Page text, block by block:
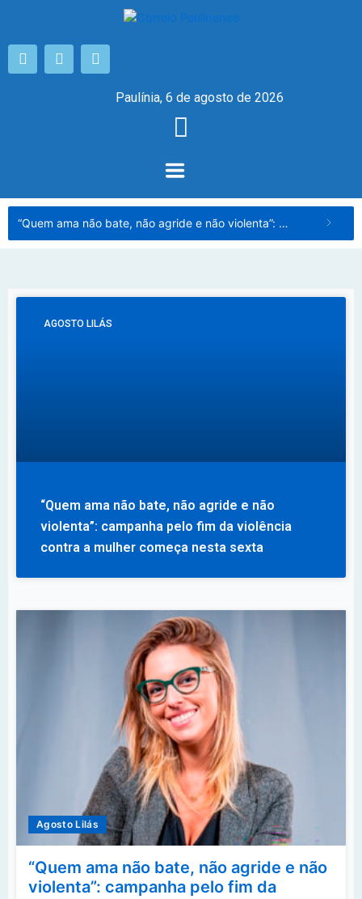
Paulínia, 6 de agosto de 2026
“Quem ama não bate, não agride e não violenta”: campanha pelo fim da violência contra a mulher começa nesta sexta
AGOSTO LILÁS
“Quem ama não bate, não agride e não
violenta”: campanha pelo fim da violência
contra a mulher começa nesta sexta
Agosto Lilás
“Quem ama não bate, não agride e não
violenta”: campanha pelo fim da